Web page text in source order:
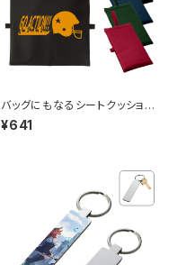
バッグにもなるシートクッショ
ン MG
¥641